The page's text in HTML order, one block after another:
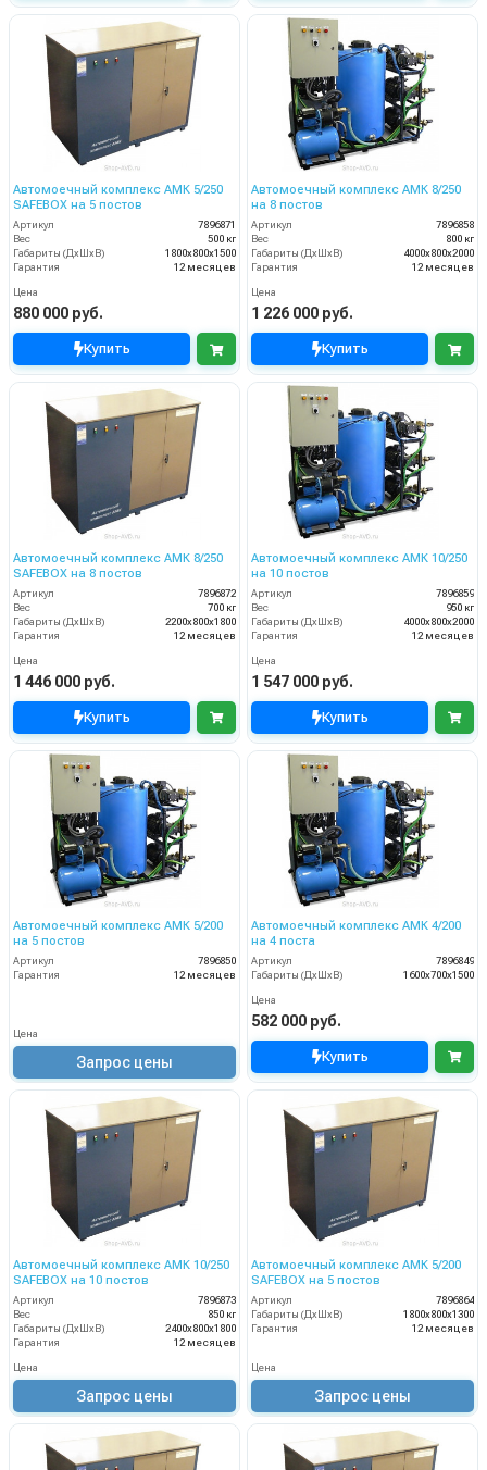
Автомоечный комплекс АМК 5/250
SAFEBOX на 5 постов
Артикул
7896871
Вес
500 кг
Габариты (ДхШхВ)
1800х800х1500
Гарантия
12 месяцев
Цена
880 000 руб.
Купить
Автомоечный комплекс АМК 8/250
на 8 постов
Артикул
7896858
Вес
800 кг
Габариты (ДхШхВ)
4000х800х2000
Гарантия
12 месяцев
Цена
1 226 000 руб.
Купить
Автомоечный комплекс АМК 8/250
SAFEBOX на 8 постов
Артикул
7896872
Вес
700 кг
Габариты (ДхШхВ)
2200х800х1800
Гарантия
12 месяцев
Цена
1 446 000 руб.
Купить
Автомоечный комплекс АМК 10/250
на 10 постов
Артикул
7896859
Вес
950 кг
Габариты (ДхШхВ)
4000х800х2000
Гарантия
12 месяцев
Цена
1 547 000 руб.
Купить
Автомоечный комплекс АМК 5/200
на 5 постов
Артикул
7896850
Гарантия
12 месяцев
Цена
Запрос цены
Автомоечный комплекс АМК 4/200
на 4 поста
Артикул
7896849
Габариты (ДхШхВ)
1600х700х1500
Цена
582 000 руб.
Купить
Автомоечный комплекс АМК 10/250
SAFEBOX на 10 постов
Артикул
7896873
Вес
850 кг
Габариты (ДхШхВ)
2400х800х1800
Гарантия
12 месяцев
Цена
Запрос цены
Автомоечный комплекс АМК 5/200
SAFEBOX на 5 постов
Артикул
7896864
Габариты (ДхШхВ)
1800х800х1300
Гарантия
12 месяцев
Цена
Запрос цены